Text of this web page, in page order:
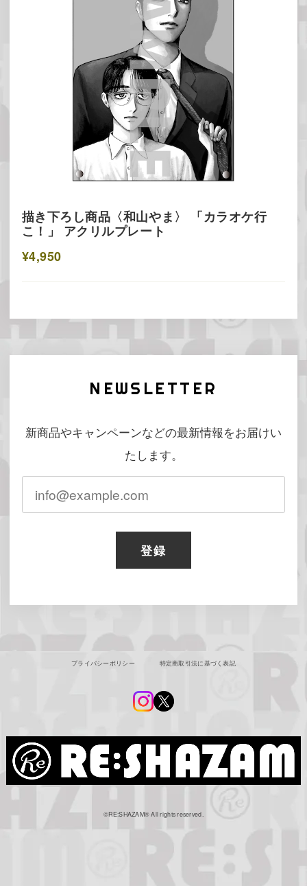
描き下ろし商品〈和山やま〉 「カラオケ行
こ！」 アクリルプレート
¥4,950
NEWSLETTER
新商品やキャンペーンなどの最新情報をお届けい
たします。
登録
プライバシーポリシー 特定商取引法に基づく表記
©︎RE:SHAZAM®︎ All rights reserved.